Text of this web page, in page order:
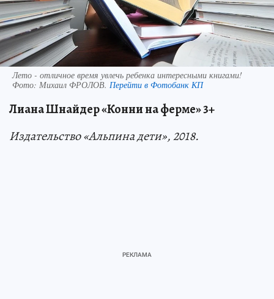
Лето - отличное время увлечь ребенка интересными книгами!
Фото: Михаил ФРОЛОВ. Перейти в Фотобанк КП
Лиана Шнайдер «Конни на ферме» 3+
Издательство «Альпина дети», 2018.